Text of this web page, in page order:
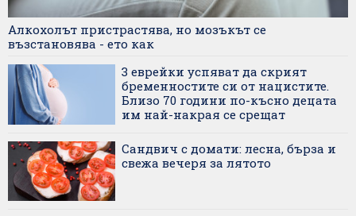
Алкохолът пристрастява, но мозъкът се
възстановява - ето как
3 еврейки успяват да скрият
бременностите си от нацистите.
Близо 70 години по-късно децата
им най-накрая се срещат
Сандвич с домати: лесна, бърза и
свежа вечеря за лятото